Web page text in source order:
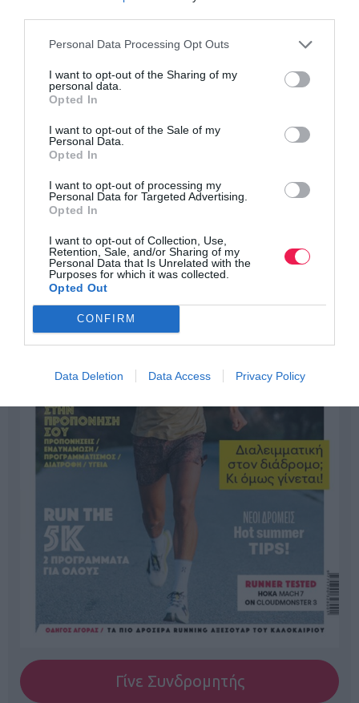
Personal Data Processing Opt Outs
I want to opt-out of the Sharing of my
personal data.
Opted In
I want to opt-out of the Sale of my
Personal Data.
Opted In
I want to opt-out of processing my
Personal Data for Targeted Advertising.
Opted In
I want to opt-out of Collection, Use,
Retention, Sale, and/or Sharing of my
Personal Data that Is Unrelated with the
Purposes for which it was collected.
Opted Out
CONFIRM
Data Deletion Data Access Privacy Policy
Γίνε Συνδρομητής